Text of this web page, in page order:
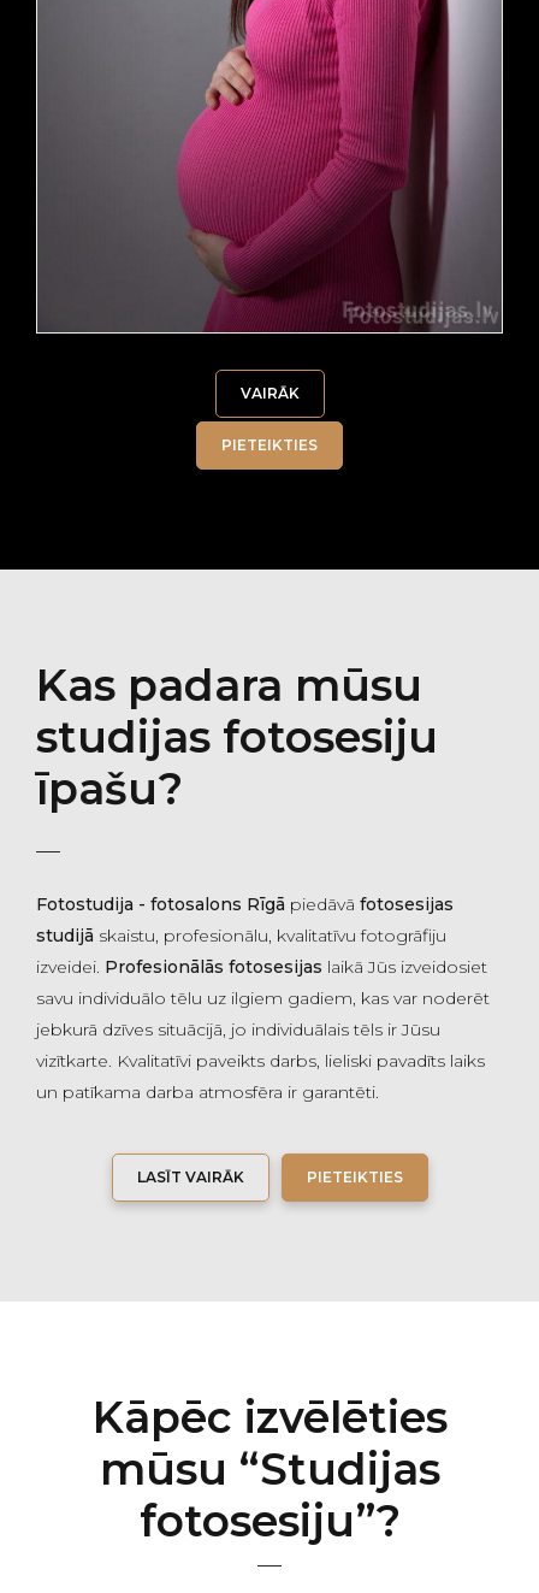
VAIRĀK
PIETEIKTIES
Kas padara mūsu
studijas fotosesiju
īpašu?
Fotostudija - fotosalons Rīgā piedāvā fotosesijas
studijā skaistu, profesionālu, kvalitatīvu fotogrāfiju
izveidei. Profesionālās fotosesijas laikā Jūs izveidosiet
savu individuālo tēlu uz ilgiem gadiem, kas var noderēt
jebkurā dzīves situācijā, jo individuālais tēls ir Jūsu
vizītkarte. Kvalitatīvi paveikts darbs, lieliski pavadīts laiks
un patīkama darba atmosfēra ir garantēti.
LASĪT VAIRĀK PIETEIKTIES
Kāpēc izvēlēties
mūsu “Studijas
fotosesiju”?